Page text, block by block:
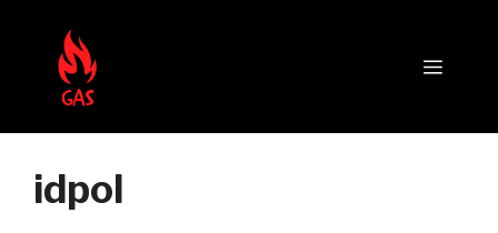
conținut
idpol